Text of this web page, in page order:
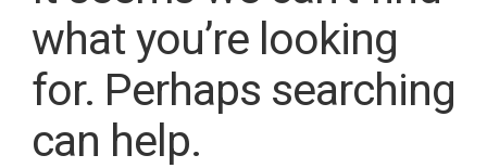
what you’re looking
for. Perhaps searching
can help.